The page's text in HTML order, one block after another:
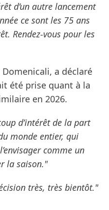
d’un autre lancement
ce sont les 75 ans
Rendez-vous pour les
Domenicali, a déclaré
été prise quant à la
en 2026.
d’intérêt de la part
monde entier, qui
comme un
la saison."
très, très bientôt."